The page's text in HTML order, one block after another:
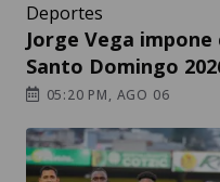
Deportes
Jorge Vega
Santo Domingo
05:20 PM, AGO 06